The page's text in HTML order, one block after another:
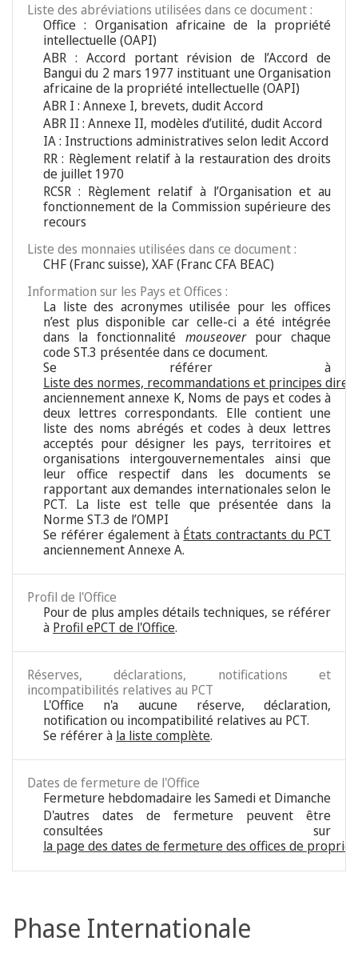
Liste des abréviations utilisées dans ce document :
Office : Organisation africaine de la propriété
intellectuelle (OAPI)
ABR : Accord portant révision de l’Accord de
Bangui du 2 mars 1977 instituant une Organisation
africaine de la propriété intellectuelle (OAPI)
ABR I : Annexe I, brevets, dudit Accord
ABR II : Annexe II, modèles d’utilité, dudit Accord
IA : Instructions administratives selon ledit Accord
RR : Règlement relatif à la restauration des droits
de juillet 1970
RCSR : Règlement relatif à l’Organisation et au
fonctionnement de la Commission supérieure des
recours
Liste des monnaies utilisées dans ce document :
CHF (Franc suisse), XAF (Franc CFA BEAC)
Information sur les Pays et Offices :
La liste des acronymes utilisée pour les offices
n’est plus disponible car celle-ci a été intégrée
dans la fonctionnalité mouseoverpour chaque
code ST.3 présentée dans ce document.
Se référer à
Liste des normes, recommandations et principes
anciennement annexe K, Noms de pays et codes à
deux lettres correspondants. Elle contient une
liste des noms abrégés et codes à deux lettres
acceptés pour désigner les pays, territoires et
organisations intergouvernementales ainsi que
leur office respectif dans les documents se
rapportant aux demandes internationales selon le
PCT. La liste est telle que présentée dans la
Norme ST.3 de l’OMPI
Se référer également à États contractants du PCT
anciennement Annexe A.
Profil de l'Office
Pour de plus amples détails techniques, se référer
à Profil ePCT de l'Office.
Réserves, déclarations, notifications et
incompatibilités relatives au PCT
L'Office n'a aucune réserve, déclaration,
notification ou incompatibilité relatives au PCT.
Se référer à la liste complète.
Dates de fermeture de l'Office
Fermeture hebdomadaire les Samedi et Dimanche
D'autres dates de fermeture peuvent être
consultées sur
la page des dates de fermeture des offices de
Phase Internationale